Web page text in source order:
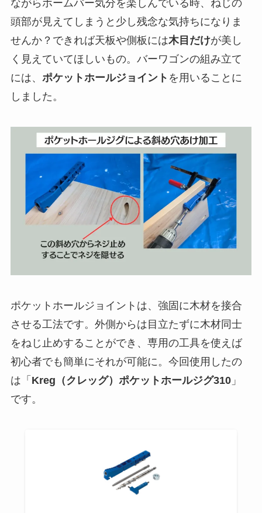
ながらホームバー気分を楽しんでいる時、ねじの
頭部が見えてしまうと少し残念な気持ちになりま
せんか？できれば天板や側板には木目だけが美し
く見えていてほしいもの。バーワゴンの組み立て
には、 ポケットホールジョイント を用いることに
しました。
ポケットホールジョイントは、強固に木材を接合
させる工法です。外側からは目立たずに木材同士
をねじ止めすることができ、専用の工具を使えば
初心者でも簡単にそれが可能に。今回使用したの
は「 Kreg（クレッグ）ポケットホールジグ310」
です。